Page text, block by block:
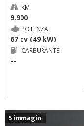
KM
9.900
POTENZA
67 cv (49 kW)
CARBURANTE
--
5 immagini